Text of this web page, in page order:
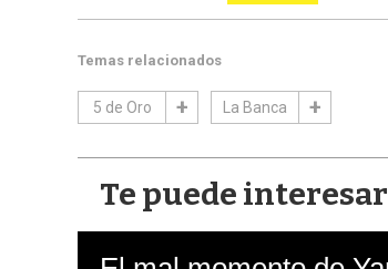
Temas relacionados
5 de Oro La Banca
Te puede interesar